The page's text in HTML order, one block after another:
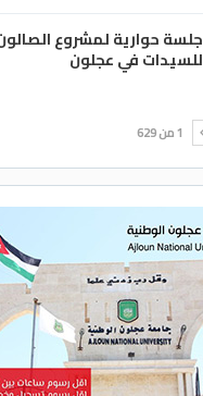
جلسة حوارية لمشروع
للسيدات في عجلون
1 من 629